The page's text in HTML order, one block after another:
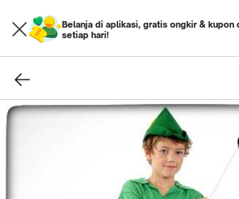
Belanja di aplikasi, gratis ongkir & kupon
setiap hari!